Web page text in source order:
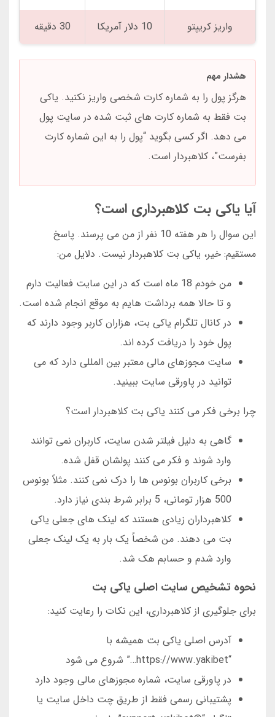
واریز کریپتو 10 دلار آمریکا 30 دقیقه
هشدار مهم
هرگز پول را به شماره کارت شخصی واریز نکنید. یاکی
بت فقط به شماره کارت های ثبت شده در سایت پول
می دهد. اگر کسی بگوید “پول را به این شماره کارت
بفرست”، کلاهبردار است.
آیا یاکی بت کلاهبرداری است؟
این سوال را هر هفته 10 نفر از من می پرسند. پاسخ
مستقیم: خیر، یاکی بت کلاهبردار نیست. دلایل من:
من خودم 18 ماه است که در این سایت فعالیت دارم
و تا حالا همه برداشت هایم به موقع انجام شده است.
در کانال تلگرام یاکی بت، هزاران کاربر وجود دارند که
پول خود را دریافت کرده اند.
سایت مجوزهای مالی معتبر بین المللی دارد که می
توانید در پاورقی سایت ببینید.
چرا برخی فکر می کنند یاکی بت کلاهبردار است؟
گاهی به دلیل فیلتر شدن سایت، کاربران نمی توانند
وارد شوند و فکر می کنند پولشان قفل شده.
برخی کاربران بونوس ها را درک نمی کنند. مثلاً بونوس
500 هزار تومانی، 5 برابر شرط بندی نیاز دارد.
کلاهبرداران زیادی هستند که لینک های جعلی یاکی
بت می دهند. من شخصاً یک بار به یک لینک جعلی
وارد شدم و حسابم هک شد.
نحوه تشخیص سایت اصلی یاکی بت
برای جلوگیری از کلاهبرداری، این نکات را رعایت کنید:
آدرس اصلی یاکی بت همیشه با
“https://www.yakibet…” شروع می شود
در پاورقی سایت، شماره مجوزهای مالی وجود دارد
پشتیبانی رسمی فقط از طریق چت داخل سایت یا